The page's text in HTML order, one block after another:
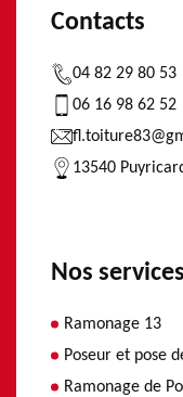
Contacts
04 82 29 80 53
06 16 98 62 52
13540
Nos services
Ramonage 13
Poseur et pose
Ramonage de